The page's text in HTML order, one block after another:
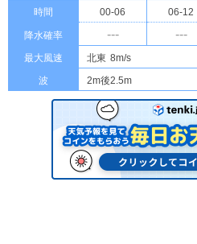
時間 00-06 06-12
降水確率 --- ---
最大風速 北東 8m/s
波
2m後2.5m